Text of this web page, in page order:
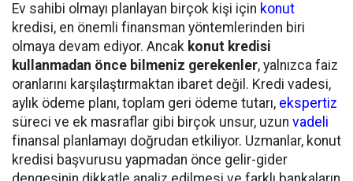
Ev sahibi olmayı planlayan birçok kişi için konut
kredisi, en önemli finansman yöntemlerinden biri
olmaya devam ediyor. Ancak konut kredisi
kullanmadan önce bilmeniz gerekenler, yalnızca faiz
oranlarını karşılaştırmaktan ibaret değil. Kredi vadesi,
aylık ödeme planı, toplam geri ödeme tutarı, ekspertiz
süreci ve ek masraflar gibi birçok unsur, uzun vadeli
finansal planlamayı doğrudan etkiliyor. Uzmanlar, konut
kredisi başvurusu yapmadan önce gelir-gider